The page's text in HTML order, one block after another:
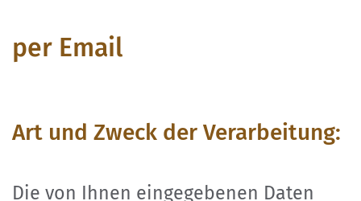
per Email
Art und Zweck der Verarbeitung:
Die von Ihnen eingegebenen Daten